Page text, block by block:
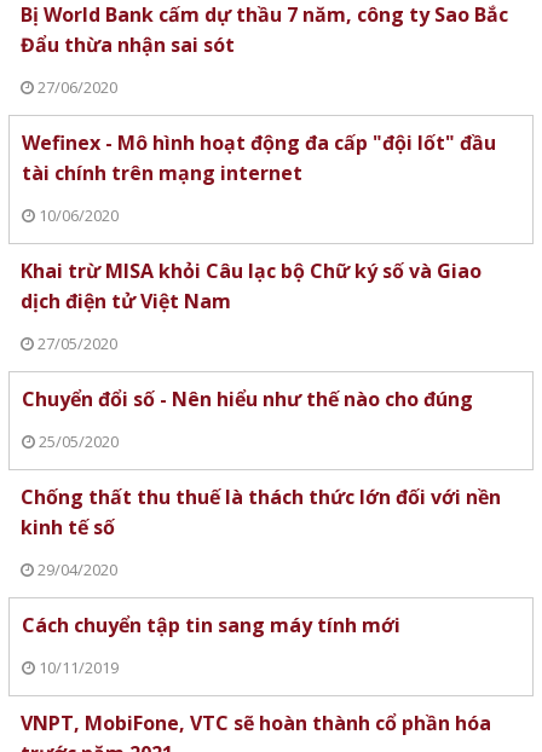
Bị World Bank cấm dự thầu 7 năm, công ty Sao Bắc
Đẩu thừa nhận sai sót
27/06/2020
Wefinex - Mô hình hoạt động đa cấp "đội lốt" đầu
tài chính trên mạng internet
10/06/2020
Khai trừ MISA khỏi Câu lạc bộ Chữ ký số và Giao
dịch điện tử Việt Nam
27/05/2020
Chuyển đổi số - Nên hiểu như thế nào cho đúng
25/05/2020
Chống thất thu thuế là thách thức lớn đối với nền
kinh tế số
29/04/2020
Cách chuyển tập tin sang máy tính mới
10/11/2019
VNPT, MobiFone, VTC sẽ hoàn thành cổ phần hóa